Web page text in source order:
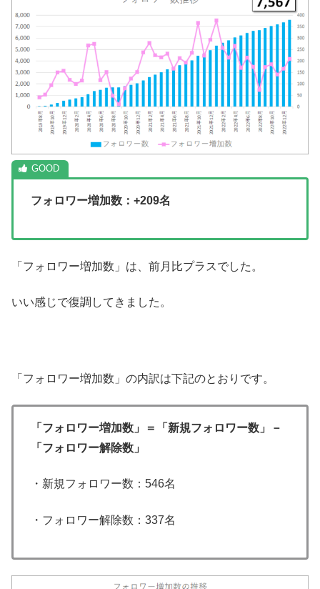
フォロワー増加数：+209名
「フォロワー増加数」は、前月比プラスでした。
いい感じで復調してきました。
「フォロワー増加数」の内訳は下記のとおりです。
「フォロワー増加数」＝「新規フォロワー数」－
「フォロワー解除数」
・新規フォロワー数：546名
・フォロワー解除数：337名